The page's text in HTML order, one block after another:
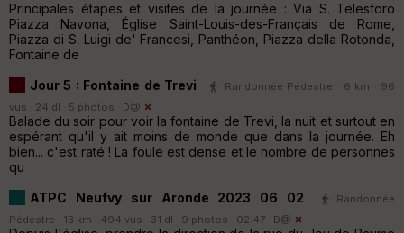
Principales étapes et visites de la journée : Via S. Telesforo
Piazza Navona, Église Saint-Louis-des-Français de Rome,
Piazza di S. Luigi de' Francesi, Panthéon, Piazza della Rotonda,
Fontaine de
Jour 5 : Fontaine de Trevi
Randonnée Pédestre · 6 km · 96
vus · 24 dl · 5 photos · D@
Balade du soir pour voir la fontaine de Trevi, la nuit et surtout en
espérant qu'il y ait moins de monde que dans la journée. Eh
bien... c'est raté ! La foule est dense et le nombre de personnes
qu
ATPC Neufvy sur Aronde 2023 06 02
Randonnée
Pédestre · 13 km · 494 vus · 31 dl · 9 photos · 02:47 · D@